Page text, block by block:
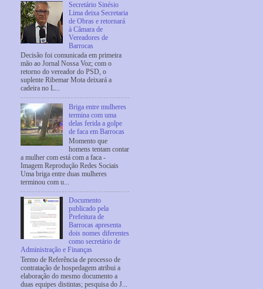
Secretário Sinésio
Lima deixa Secretaria
de Obras e retornará
à Câmara de
Vereadores de
Barrocas
Decisão foi comunicada em primeira
mão ao Jornal Nossa Voz; com o
retorno do vereador do PSD, o
suplente Ribemar Mota deixará a
cadeira no L...
Briga entre mulheres
termina com uma
delas ferida a golpe
de faca em Barrocas
Momento que
homens tentam contar
a mulher com está com a faca -
Imagem Reprodução Redes Sociais
Uma briga entre duas mulheres
terminou com u...
Documento
publicado pela
Prefeitura de
Barrocas apresenta
dois nomes diferentes
como secretário de
Administração e Finanças
Termo de Referência de processo de
contratação de hospedagem atribui a
elaboração do mesmo documento a
duas equipes distintas; pesquisa do J...